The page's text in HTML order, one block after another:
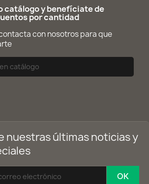
catálogo y benefíciate de
por cantidad
con nosotros para que
nuestras últimas noticias y